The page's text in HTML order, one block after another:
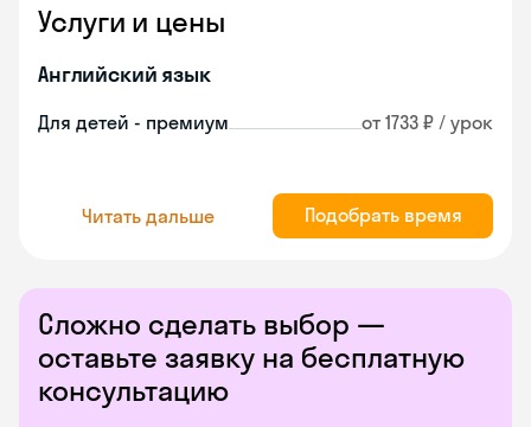
Услуги и цены
Английский язык
Для детей - премиум от 1733 ₽ / урок
Читать дальше Подобрать время
Сложно сделать выбор —
оставьте заявку на бесплатную
консультацию